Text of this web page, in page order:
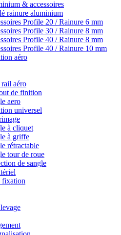
& accessoires
rainure aluminium
Profile 20 / Rainure 6 mm
Profile 30 / Rainure 8 mm
Profile 40 / Rainure 8 mm
Profile 40 / Rainure 10 mm
aéro
aéro
de finition
aero
universel
à cliquet
à griffe
rétractable
tour de roue
de sangle
fixation